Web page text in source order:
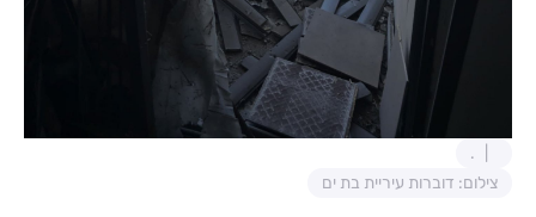
.
צילום: דוברות עיריית בת ים